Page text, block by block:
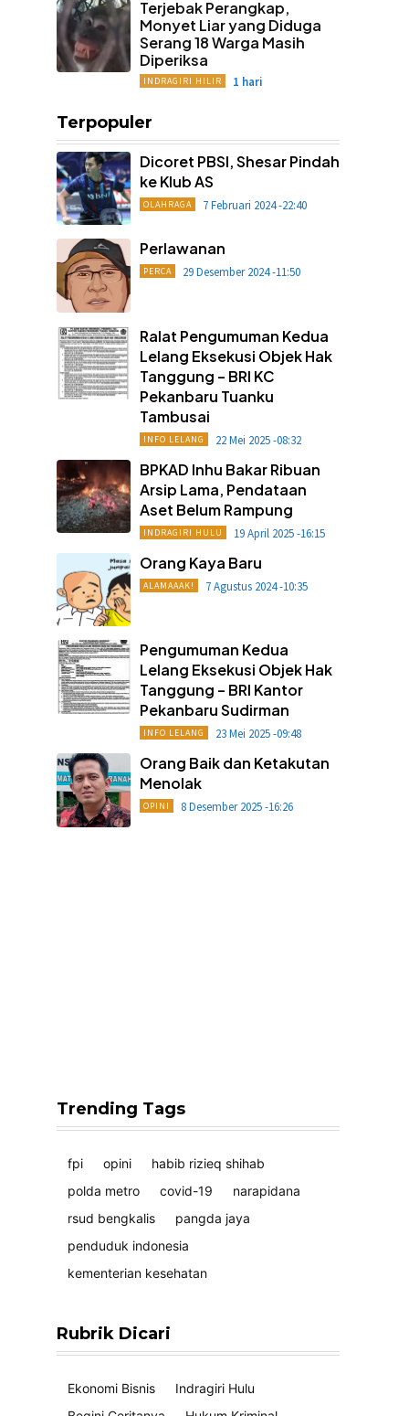
Terjebak Perangkap,
Monyet Liar yang Diduga
Serang 18 Warga Masih
Diperiksa
INDRAGIRI HILIR 1 hari
Terpopuler
Dicoret PBSI, Shesar Pindah
ke Klub AS
OLAHRAGA 7 Februari 2024 -22:40
Perlawanan
PERCA 29 Desember 2024 -11:50
Ralat Pengumuman Kedua
Lelang Eksekusi Objek Hak
Tanggung – BRI KC
Pekanbaru Tuanku
Tambusai
INFO LELANG 22 Mei 2025 -08:32
BPKAD Inhu Bakar Ribuan
Arsip Lama, Pendataan
Aset Belum Rampung
INDRAGIRI HULU 19 April 2025 -16:15
Orang Kaya Baru
ALAMAAAK! 7 Agustus 2024 -10:35
Pengumuman Kedua
Lelang Eksekusi Objek Hak
Tanggung – BRI Kantor
Pekanbaru Sudirman
INFO LELANG 23 Mei 2025 -09:48
Orang Baik dan Ketakutan
Menolak
OPINI 8 Desember 2025 -16:26
Trending Tags
fpi opini
habib rizieq shihab
polda metro
covid-19
narapidana
rsud bengkalis
pangda jaya
penduduk indonesia
kementerian kesehatan
Rubrik Dicari
Ekonomi Bisnis
Indragiri Hulu